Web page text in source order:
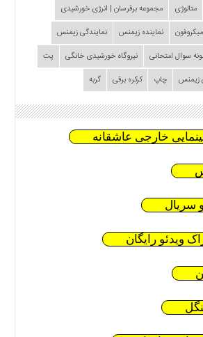
متالوژی
مجموعه برقرسان | انرژی خورشیدی
میکروفون نماینده زیمنس
نمایندگی زیمنس
سوال امتحانی نیروگاه خورشیدی خانگی
پت
زیمنس چاپ کرکره برقی گربه
خارجی عاشقانه
سریال
ویدئو رایگان